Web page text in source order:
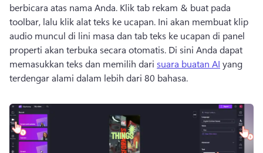
berbicara atas nama Anda. Klik tab rekam & buat pada
toolbar, lalu klik alat teks ke ucapan. Ini akan membuat klip
audio muncul di lini masa dan tab teks ke ucapan di panel
properti akan terbuka secara otomatis. Di sini Anda dapat
memasukkan teks dan memilih dari suara buatan AI yang
terdengar alami dalam lebih dari 80 bahasa.